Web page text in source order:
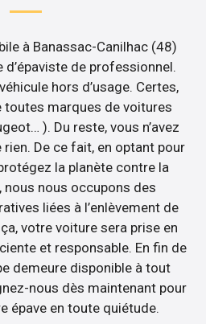
à Banassac-Canilhac (48)
de professionnel.
hors d’usage. Certes,
toutes marques de voitures
). Du reste, vous n’avez
De ce fait, en optant pour
la planète contre la
nous nous occupons des
liées à l’enlèvement de
votre voiture sera prise en
et responsable. En fin de
demeure disponible à tout
nous dès maintenant pour
épave en toute quiétude.